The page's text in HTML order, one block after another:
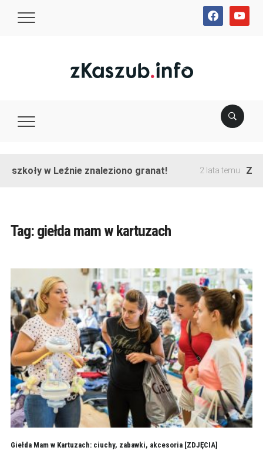
facebookyoutube
szkoły w Leźnie znaleziono granat! 2 lata temu
Tag: giełda mam w kartuzach
Giełda Mam w Kartuzach: ciuchy, zabawki, akcesoria [ZDJĘCIA]